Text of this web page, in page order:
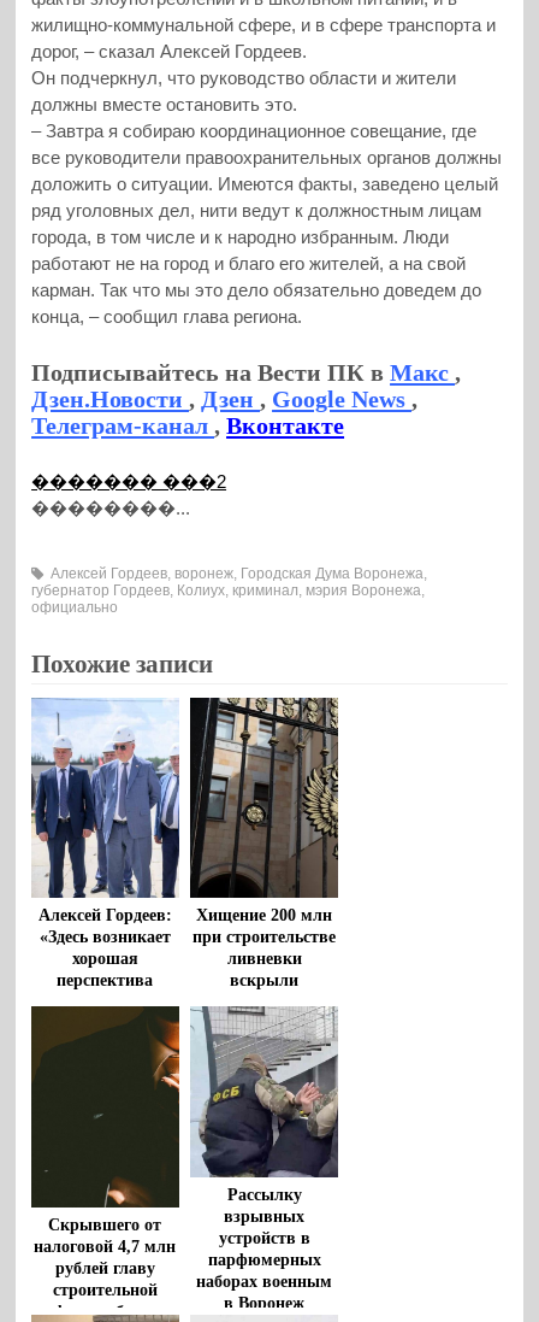
жилищно-коммунальной сфере, и в сфере транспорта и
дорог, – сказал Алексей Гордеев.
Он подчеркнул, что руководство области и жители
должны вместе остановить это.
– Завтра я собираю координационное совещание, где
все руководители правоохранительных органов должны
доложить о ситуации. Имеются факты, заведено целый
ряд уголовных дел, нити ведут к должностным лицам
города, в том числе и к народно избранным. Люди
работают не на город и благо его жителей, а на свой
карман. Так что мы это дело обязательно доведем до
конца, – сообщил глава региона.
Подписывайтесь на Вести ПК вМакс,
Дзен.Новости, Дзен, Google News,
Телеграм-канал,Вконтакте
������� ���2
��������...
Алексей Гордеев, воронеж, Городская Дума Воронежа,
губернатор Гордеев, Колиух, криминал, мэрия Воронежа,
официально
Похожие записи
Алексей Гордеев:
«Здесь возникает
хорошая
перспектива
развития в целом
страны, сельских
территорий»
Хищение 200 млн
при строительстве
ливневки
вскрыли
воронежские
прокуроры
Скрывшего от
налоговой 4,7 млн
рублей главу
строительной
фирмы будут
Рассылку
взрывных
устройств в
парфюмерных
наборах военным
в Воронеж